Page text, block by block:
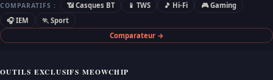
COMPARATIFS : 📶 Casques BT 📱 TWS 🎵 Hi-Fi
🎮 Gaming
🎧 IEM
🏃 Sport
Comparateur →
OUTILS EXCLUSIFS MEOWCHIP